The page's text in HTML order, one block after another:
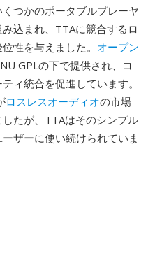
つかのポータブルプレーヤ
込まれ、TTAに競合するロ
性を与えました。 オープン
GPLの下で提供され、コ
ィ統合を促進しています。
ロスレスオーディオの市場
たが、TTAはそのシンプル
ザーに使い続けられていま